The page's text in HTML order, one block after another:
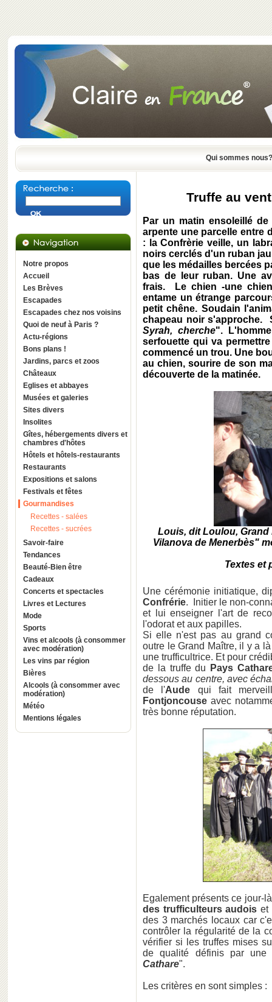
Qui sommes nous?
Notre propos
Accueil
Les Brèves
Escapades
Escapades chez nos voisins
Quoi de neuf à Paris ?
Actu-régions
Bons plans !
Jardins, parcs et zoos
Châteaux
Eglises et abbayes
Musées et galeries
Sites divers
Insolites
Gîtes, hébergements divers et
chambres d'hôtes
Hôtels et hôtels-restaurants
Restaurants
Expositions et salons
Festivals et fêtes
Gourmandises
Recettes - salées
Recettes - sucrées
Savoir-faire
Tendances
Beauté-Bien être
Cadeaux
Concerts et spectacles
Livres et Lectures
Mode
Sports
Vins et alcools (à consommer
avec modération)
Les vins par région
Bières
Alcools (à consommer avec
modération)
Météo
Mentions légales
Truffe au
Par un matin ensoleillé
arpente une parcelle entre
: la Confrèrie veille, un
noirs cerclés d'un ruban
que les médailles bercées
bas de leur ruban. Une
frais. Le chien -une
entame un étrange
petit chêne. Soudain
chapeau noir s'approche.
Syrah, cherche".
serfouette qui va
commencé un trou. Une
au chien, sourire de son
découverte de la matinée.
Louis, dit Loulou,
Vilanova de Menerbès"
Textes et
Une cérémonie initiatique,
Confrérie. Initier le non-
et lui enseigner l'art de
l'odorat et aux papilles.
Si elle n'est pas au grand
outre le Grand Maître, il y a
une trufficultrice. Et pour
de la truffe du
Pays
dessous au centre, avec
de l'Aude qui fait
Fontjoncouse avec
très bonne réputation.
Egalement présents ce jour-
des trufficulteurs audois et
des 3 marchés locaux car
contrôler la régularité de la
vérifier si les truffes mises
de qualité définis par
Cathare".
Les critères en sont simples :